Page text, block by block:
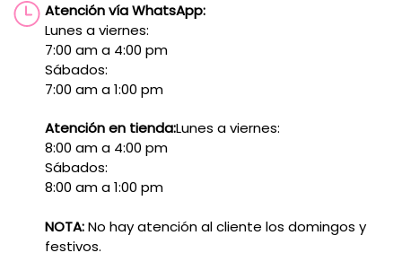
Atención vía WhatsApp:
Lunes a viernes:
7:00 am a 4:00 pm
Sábados:
7:00 am a 1:00 pm
Atención en tienda:Lunes a viernes:
8:00 am a 4:00 pm
Sábados:
8:00 am a 1:00 pm
NOTA:No hay atención al cliente los domingos y
festivos.